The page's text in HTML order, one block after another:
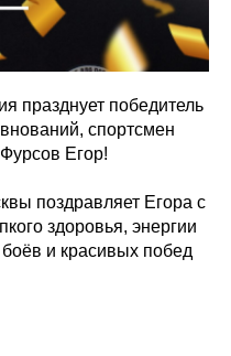
празднует победитель
спортсмен
Егор!
поздравляет Егора с
здоровья, энергии
и красивых побед